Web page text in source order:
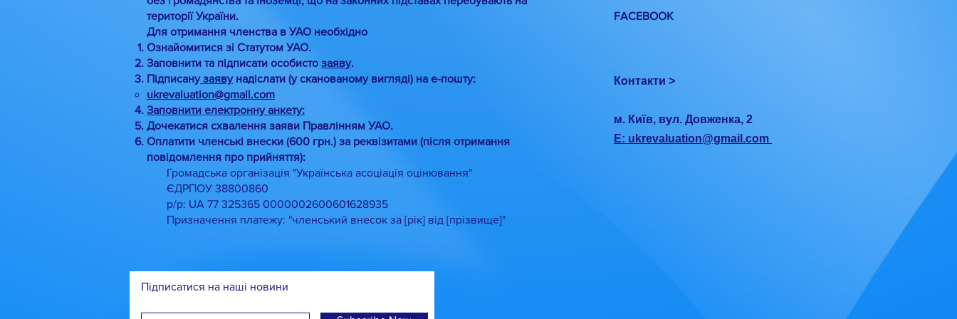
останні три роки. У звіті
було висвітлено
розвиток професійної
спільноти оцінювання,
посилення...
території України.
Для отримання членства в УАО необхідно
Ознайомитися зі Статутом УАО.
Заповнити та підписати особисто заяву.
Підписанузаявунадіслати (у сканованому вигляді) на е-пошту:
ukrevaluation@gmail.com
Заповнити електронну анкету:
Дочекатися схвалення заяви Правлінням УАО.
Оплатити членські внески (600 грн.) за реквізитами (після отримання
повідомлення про прийняття):
Громадська організація "Українська асоціація оцінювання"
ЄДРПОУ 38800860
р/р: UA 77 325365 0000002600601628935
Призначення платежу: "членський внесок за [рік] від [прізвище]"
Підписатися на наші новини
FACEBOOK
Контакти >
м. Київ, вул. Довженка, 2
E: ukrevaluation@gmail.com